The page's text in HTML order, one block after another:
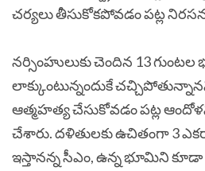
చర్యలు తీసుకోకపోవడం పట్ల నిరసన
నర్సింహులుకు చెందిన 13
లాక్కుంటున్నందుకే
ఆత్మహత్య చేసుకోవడం పట్ల ఆందోళన
చేశారు. దళితులకు ఉచితంగా 3
ఇస్తానన్న సీఎం, ఉన్న భూమిని